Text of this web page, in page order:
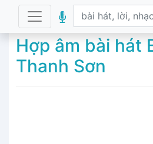
Hợp âm bài hát
Thanh Sơn